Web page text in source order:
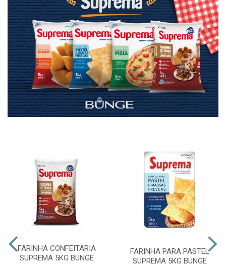
FARINHA CONFEITARIA
SUPREMA 5KG BUNGE
FARINHA PARA PASTEL
SUPREMA 5KG BUNGE